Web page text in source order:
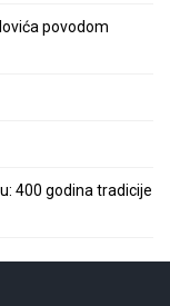
povodom
400 godina tradicije